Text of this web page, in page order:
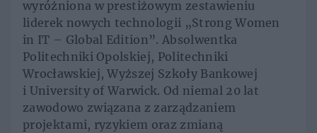
wyróżniona w prestiżowym zestawieniu
liderek nowych technologii „Strong Women
in IT – Global Edition”. Absolwentka
Politechniki Opolskiej, Politechniki
Wrocławskiej, Wyższej Szkoły Bankowej
i University of Warwick. Od niemal 20 lat
zawodowo związana z zarządzaniem
projektami, ryzykiem oraz zmianą